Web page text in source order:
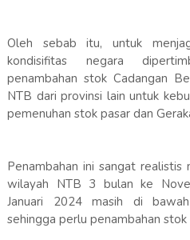
Oleh sebab itu, untuk
kondisifitas negara
penambahan stok Cadangan
NTB dari provinsi lain untuk
pemenuhan stok pasar dan
Penambahan ini sangat
wilayah NTB 3 bulan ke
Januari 2024 masih di
sehingga perlu penambahan stok